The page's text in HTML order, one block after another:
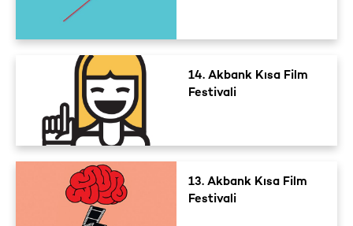
14. Akbank Kısa Film
Festivali
13. Akbank Kısa Film
Festivali